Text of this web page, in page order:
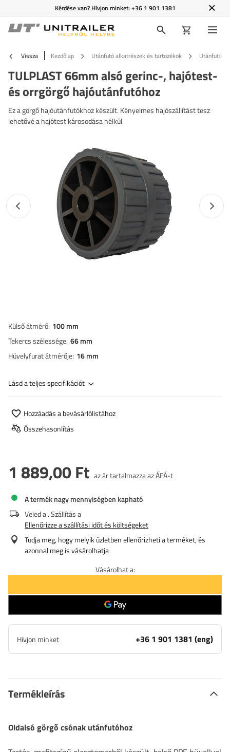
Kérdése van? Hívjon minket:+36 1 901 1381
Vissza Kezdőlap Utánfutó alkatrészek és tartozékok Utánfutó
TULPLAST 66mm alsó gerinc-, hajótest-
és orrgörgő hajóutánfutóhoz
Ez a görgő hajóutánfutókhoz készült. Kényelmes hajószállítást tesz
lehetővé a hajótest károsodása nélkül.
Előző fotó
Külső átmérő 100 mm
Tekercs szélessége 66 mm
Hüvelyfurat átmérője 16 mm
Lásd a teljes specifikációt
Hozzáadás a bevásárlólistához
Összehasonlítás
1 889,00 Ft az ár tartalmazza az ÁFÁ-t
A termék nagy mennyiségben kapható
Veled a. Szállítás a
Ellenőrizze a szállítási időt és költségeket
Tudja meg, hogy melyik üzletben ellenőrizheti a terméket, és
azonnal meg is vásárolhatja
Vásárolhat a:
Hívjon minket +36 1 901 1381 (eng)
Termékleírás
Oldalsó görgő csónak utánfutóhoz